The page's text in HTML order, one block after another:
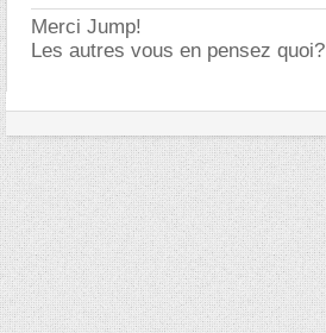
Merci Jump!
Les autres vous en pensez quoi?